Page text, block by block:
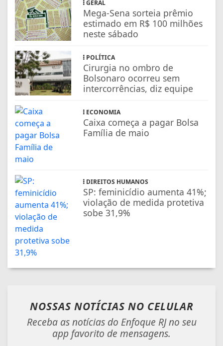
GERAL
Mega-Sena sorteia prêmio
estimado em R$ 100 milhões
neste sábado
POLÍTICA
Cirurgia no ombro de
Bolsonaro ocorreu sem
intercorrências, diz equipe
ECONOMIA
Caixa começa a pagar Bolsa
Família de maio
DIREITOS HUMANOS
SP: feminicídio aumenta 41%;
violação de medida protetiva
sobe 31,9%
NOSSAS NOTÍCIAS NO CELULAR
Receba as notícias do Enfoque RJ no seu
app favorito de mensagens.